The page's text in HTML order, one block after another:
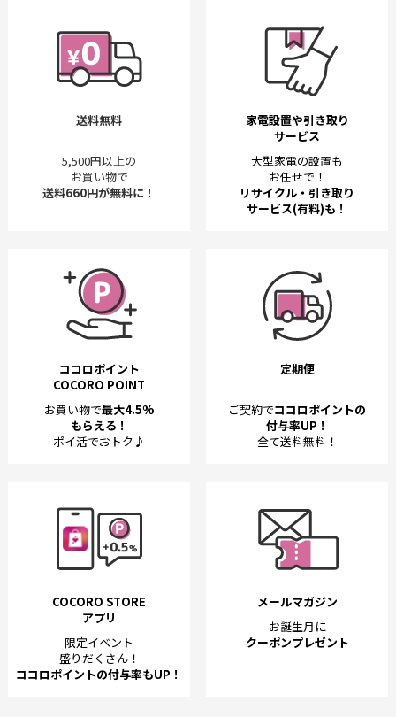
送料無料
5,500円以上の
お買い物で
送料660円が無料に！
家電設置や引き取り
サービス
大型家電の設置も
お任せで！
リサイクル・引き取り
サービス(有料)も！
ココロポイント
COCORO POINT
お買い物で最大4.5%
もらえる！
ポイ活でおトク♪
定期便
ご契約でココロポイントの
付与率UP！
全て送料無料！
COCORO STORE
アプリ
限定イベント
盛りだくさん！
ココロポイントの付与率もUP！
メールマガジン
お誕生月に
クーポンプレゼント